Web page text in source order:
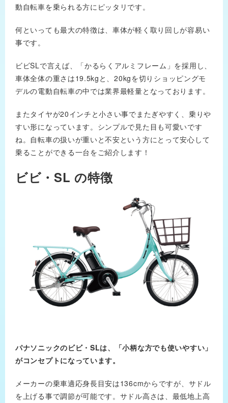
動自転車を乗られる方にピッタリです。
何といっても最大の特徴は、車体が軽く取り回しが容易い
事です。
ビビSLで言えば、「かるらくアルミフレーム」を採用し、
車体全体の重さは19.5kgと、20kgを切りショッピングモ
デルの電動自転車の中では業界最軽量となっております。
またタイヤが20インチと小さい事でまたぎやすく、乗りや
すい形になっています。シンプルで見た目も可愛いです
ね。自転車の扱いが重いと不安という方にとって安心して
乗ることができる一台をご紹介します！
ビビ・SL の特徴
パナソニックのビビ・SLは、「小柄な方でも使いやすい」
がコンセプトになっています。
メーカーの乗車適応身長目安は136cmからですが、サドル
を上げる事で調節が可能です。サドル高さは、最低地上高